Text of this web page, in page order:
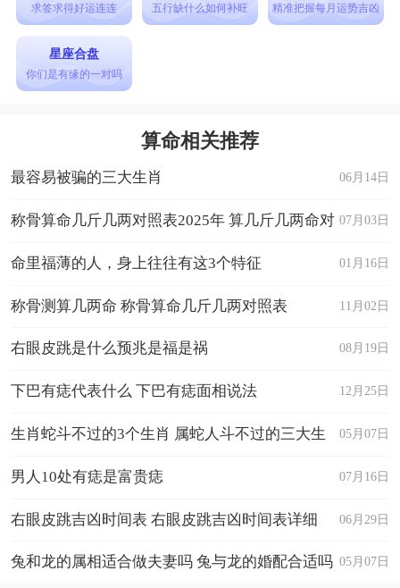
求签求得好运连连 五行缺什么如何补旺 精准把握每月运势吉凶
星座合盘
你们是有缘的一对吗
算命相关推荐
06月14日
最容易被骗的三大生肖
07月03日
称骨算命几斤几两对照表2025年 算几斤几两命对
照表 01月16日
命里福薄的人，身上往往有这3个特征
11月02日
称骨测算几两命 称骨算命几斤几两对照表
08月19日
右眼皮跳是什么预兆是福是祸
12月25日
下巴有痣代表什么 下巴有痣面相说法
05月07日
生肖蛇斗不过的3个生肖 属蛇人斗不过的三大生
肖 07月16日
男人10处有痣是富贵痣
06月29日
右眼皮跳吉凶时间表 右眼皮跳吉凶时间表详细
05月07日
兔和龙的属相适合做夫妻吗 兔与龙的婚配合适吗